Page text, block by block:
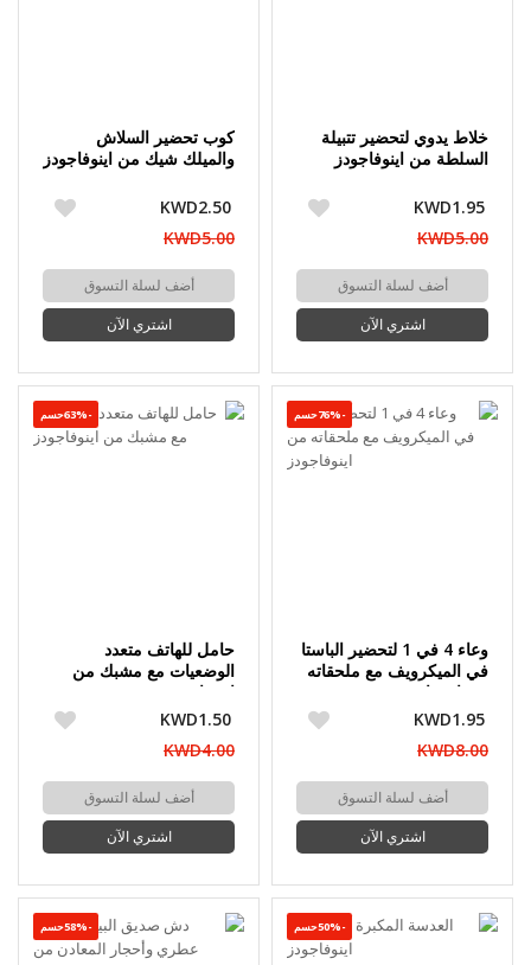
خلاط يدوي لتحضير تتبيلة
السلطة من اينوفاجودز
KWD1.95
KWD5.00
أضف لسلة التسوق
اشتري الآن
كوب تحضير السلاش
والميلك شيك من اينوفاجودز
KWD2.50
KWD5.00
أضف لسلة التسوق
اشتري الآن
-76%حسم
وعاء 4 في 1 لتحضير الباستا
في الميكرويف مع ملحقاته
من اينوفاجودز
KWD1.95
KWD8.00
أضف لسلة التسوق
اشتري الآن
-63%حسم
حامل للهاتف متعدد
الوضعيات مع مشبك من
اينوفاجودز
KWD1.50
KWD4.00
أضف لسلة التسوق
اشتري الآن
-50%حسم -58%حسم